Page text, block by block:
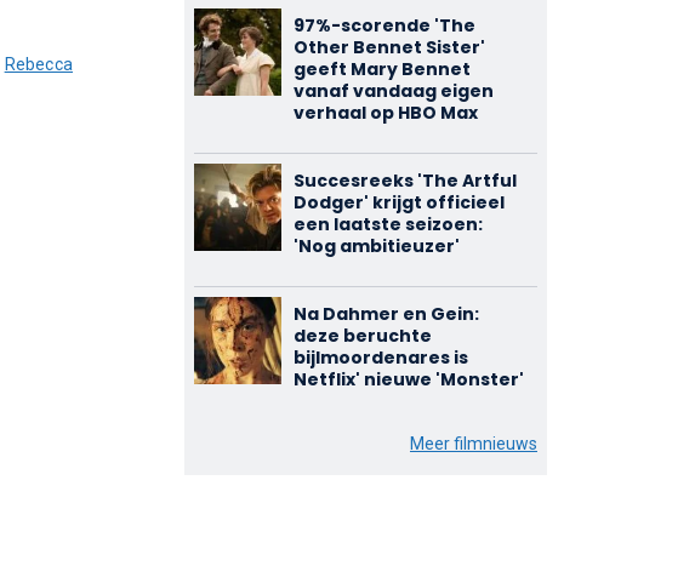
Rebecca
97%-scorende 'The
Other Bennet Sister'
geeft Mary Bennet
vanaf vandaag eigen
verhaal op HBO Max
Succesreeks 'The Artful
Dodger' krijgt officieel
een laatste seizoen:
'Nog ambitieuzer'
Na Dahmer en Gein:
deze beruchte
bijlmoordenares is
Netflix' nieuwe 'Monster'
Meer filmnieuws